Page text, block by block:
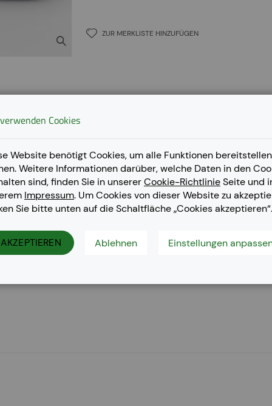
ZUR MERKLISTE HINZUFÜGEN
Color LaserJet CP 5220 Series, Color LaserJet CP 5225,
Color LaserJet CP 5225 XH, Color LaserJet Professional
CP 5225 DN, Color LaserJet Professional CP 5225 N,
Cookies
Website benötigt Cookies, um alle Funktionen
Weitere Informationen darüber, welche Daten in den
sind, finden Sie in unsererCookie-RichtlinieSeite und
Impressum. Um Cookies von dieser Website zu
Sie bitte unten auf die Schaltfläche „Cookies
AKZEPTIEREN Ablehnen Einstellungen